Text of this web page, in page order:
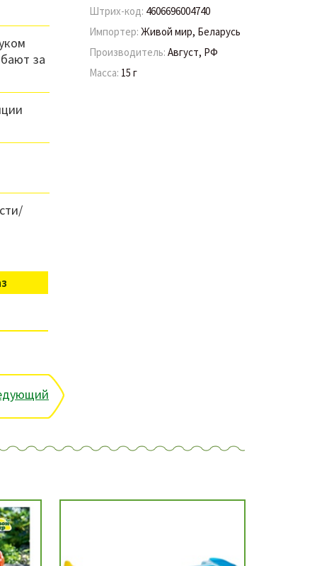
Штрих-код: 4606696004740
Импортер: Живой мир, Беларусь
Производитель: Август, РФ
Масса: 15 г
за